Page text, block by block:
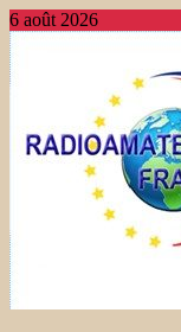
6 août 2026